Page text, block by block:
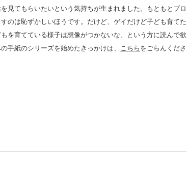
見てもらいたいという気持ちが生まれました。もともとブロ
のは恥ずかしいほうです。だけど、ゲイだけど子ども育てた
を育てている様子は想像がつかないな、という方に読んで欲
手紙のシリーズを始めたきっかけは、 こちらをごらんくださ